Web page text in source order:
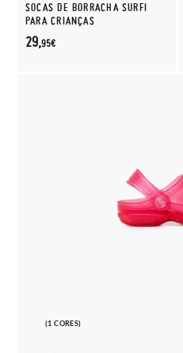
SOCAS DE BORRACHA SURFI
PARA CRIANÇAS
29,95€
(1 CORES)